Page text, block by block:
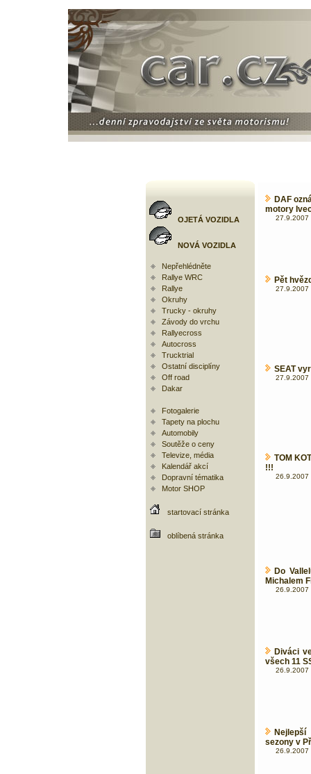
OJETÁ VOZIDLA
NOVÁ VOZIDLA
Nepřehlédněte
Rallye WRC
Rallye
Okruhy
Trucky - okruhy
Závody do vrchu
Rallyecross
Autocross
Trucktrial
Ostatní disciplíny
Off road
Dakar
Fotogalerie
Tapety na plochu
Automobily
Soutěže o ceny
Televize, média
Kalendář akcí
Dopravní tématika
Motor SHOP
startovací stránka
oblíbená stránka
DAF
motory
27.9.2007
Pět
27.9.2007
SEAT
27.9.2007
TOM
!!!
26.9.2007
Do
Michalem
26.9.2007
Diváci
všech 11
26.9.2007
sezony v
26.9.2007